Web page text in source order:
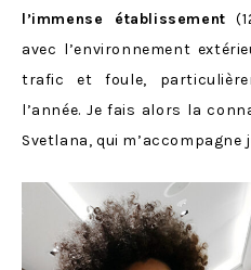
l’immense établissement (
avec l’environnement
trafic et foule,
l’année. Je fais alors la
Svetlana, qui m’accompagne